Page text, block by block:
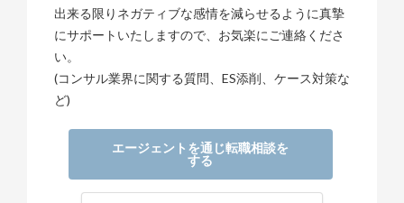
出来る限りネガティブな感情を減らせるように真摯
にサポートいたしますので、お気楽にご連絡くださ
い。
(コンサル業界に関する質問、ES添削、ケース対策な
ど)
エージェントを通じ転職相談を
する